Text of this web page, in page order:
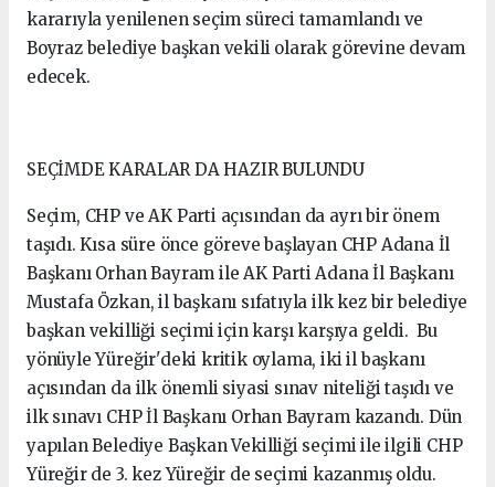
kararıyla yenilenen seçim süreci tamamlandı ve
Boyraz belediye başkan vekili olarak görevine devam
edecek.
SEÇİMDE KARALAR DA HAZIR BULUNDU
Seçim, CHP ve AK Parti açısından da ayrı bir önem
taşıdı. Kısa süre önce göreve başlayan CHP Adana İl
Başkanı Orhan Bayram ile AK Parti Adana İl Başkanı
Mustafa Özkan, il başkanı sıfatıyla ilk kez bir belediye
başkan vekilliği seçimi için karşı karşıya geldi. Bu
yönüyle Yüreğir'deki kritik oylama, iki il başkanı
açısından da ilk önemli siyasi sınav niteliği taşıdı ve
ilk sınavı CHP İl Başkanı Orhan Bayram kazandı. Dün
yapılan Belediye Başkan Vekilliği seçimi ile ilgili CHP
Yüreğir de 3. kez Yüreğir de seçimi kazanmış oldu.